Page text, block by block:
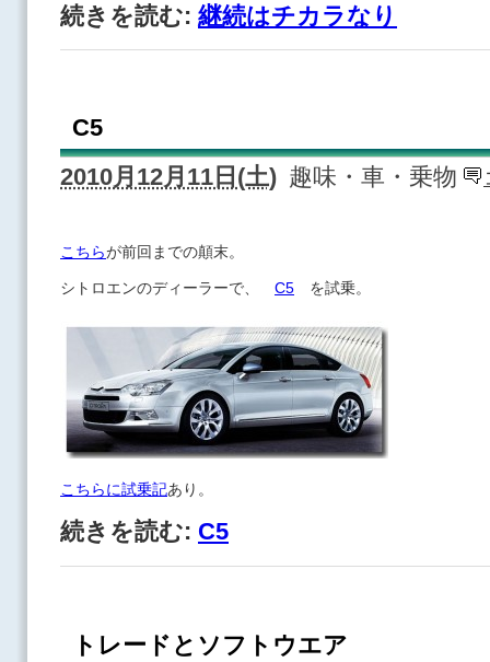
続きを読む: 継続はチカラなり
C5
2010月12月11日(土) 趣味・車・乗物
こちらが前回までの顛末。
シトロエンのディーラーで、 C5 を試乗。
こちらに試乗記あり。
続きを読む: C5
トレードとソフトウエア